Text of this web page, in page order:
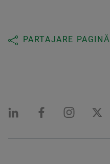
PARTAJARE PAGINĂ